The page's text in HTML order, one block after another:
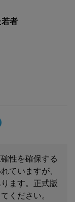
者
性を確保する
ていますが、
ます。正式版
ください。